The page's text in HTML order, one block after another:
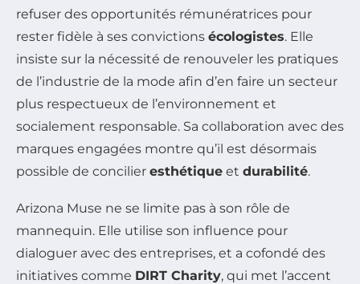
refuser des opportunités rémunératrices pour
rester fidèle à ses convictions écologistes. Elle
insiste sur la nécessité de renouveler les pratiques
de l’industrie de la mode afin d’en faire un secteur
plus respectueux de l’environnement et
socialement responsable. Sa collaboration avec des
marques engagées montre qu’il est désormais
possible de concilier esthétique et durabilité.
Arizona Muse ne se limite pas à son rôle de
mannequin. Elle utilise son influence pour
dialoguer avec des entreprises, et a cofondé des
initiatives comme DIRT Charity, qui met l’accent